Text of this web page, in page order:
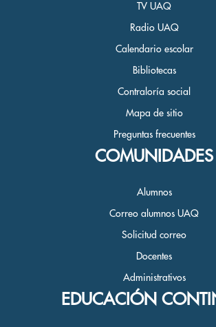
TV UAQ
Radio UAQ
Calendario escolar
Bibliotecas
Contraloría social
Mapa de sitio
Preguntas frecuentes
COMUNIDADES
Alumnos
Correo alumnos UAQ
Solicitud correo
Docentes
Administrativos
EDUCACIÓN